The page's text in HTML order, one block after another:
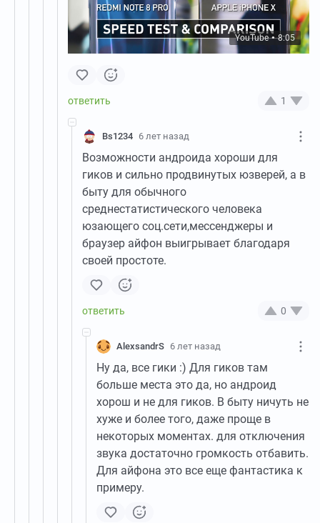
YouTube ● 8:05
1
Bs1234 6 лет назад
Возможности андроида хороши для
гиков и сильно продвинутых юзверей, а в
быту для обычного
среднестатистического человека
юзающего соц.сети,мессенджеры и
браузер айфон выигрывает благодаря
своей простоте.
0
AlexsandrS 6 лет назад
Ну да, все гики :) Для гиков там
больше места это да, но андроид
хорош и не для гиков. В быту ничуть не
хуже и более того, даже проще в
некоторых моментах. для отключения
звука достаточно громкость отбавить.
Для айфона это все еще фантастика к
примеру.